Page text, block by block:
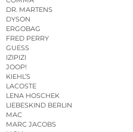
DR. MARTENS
DYSON
ERGOBAG
FRED PERRY
GUESS
IZIPIZI
JOOP!
KIEHL’S
LACOSTE
LENA HOSCHEK
LIEBESKIND BERLIN
MAC
MARC JACOBS